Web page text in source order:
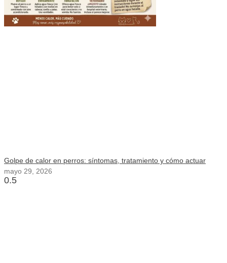
Golpe de calor en perros: síntomas, tratamiento y cómo actuar
mayo 29, 2026